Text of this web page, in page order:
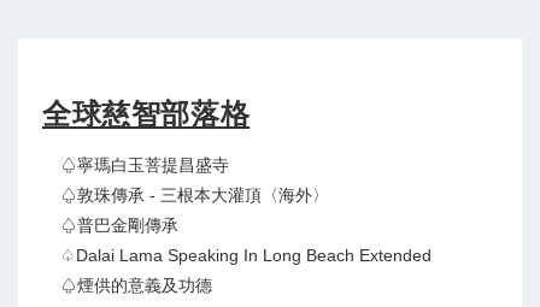
全球慈智部落格
♤寧瑪白玉菩提昌盛寺
♤敦珠傳承 - 三根本大灌頂〈海外〉
♤普巴金剛傳承
♤Dalai Lama Speaking In Long Beach Extended
♤煙供的意義及功德